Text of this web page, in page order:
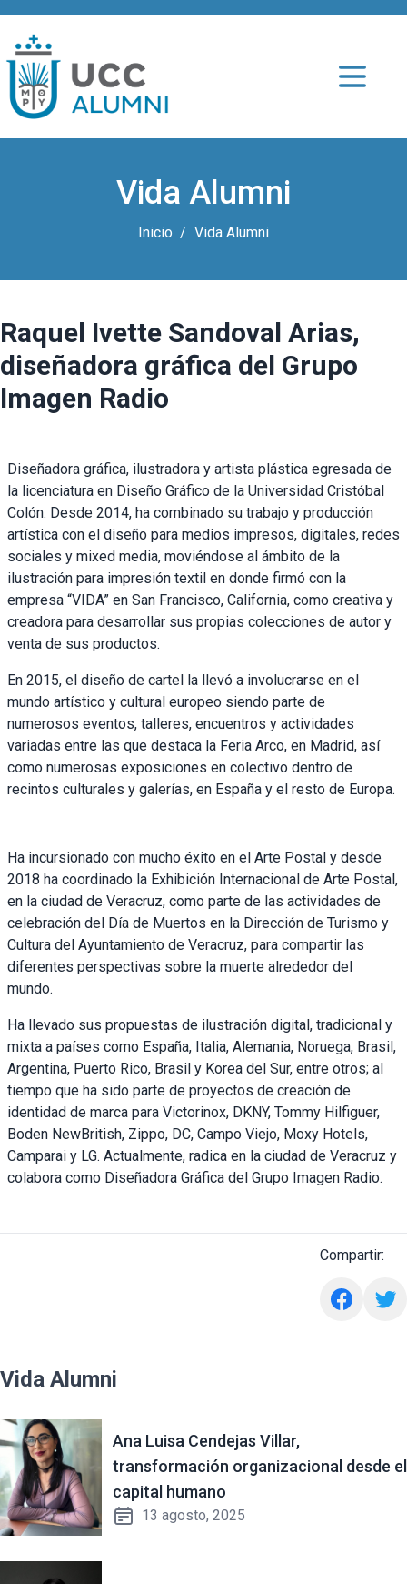
Vida Alumni
Inicio Vida Alumni
Raquel Ivette Sandoval Arias,
diseñadora gráfica del Grupo
Imagen Radio
Diseñadora gráfica, ilustradora y artista plástica egresada de
la licenciatura en Diseño Gráfico de la Universidad Cristóbal
Colón. Desde 2014, ha combinado su trabajo y producción
artística con el diseño para medios impresos, digitales, redes
sociales y mixed media, moviéndose al ámbito de la
ilustración para impresión textil en donde firmó con la
empresa “VIDA” en San Francisco, California, como creativa y
creadora para desarrollar sus propias colecciones de autor y
venta de sus productos.
En 2015, el diseño de cartel la llevó a involucrarse en el
mundo artístico y cultural europeo siendo parte de
numerosos eventos, talleres, encuentros y actividades
variadas entre las que destaca la Feria Arco, en Madrid, así
como numerosas exposiciones en colectivo dentro de
recintos culturales y galerías, en España y el resto de Europa.
Ha incursionado con mucho éxito en el Arte Postal y desde
2018 ha coordinado la Exhibición Internacional de Arte Postal,
en la ciudad de Veracruz, como parte de las actividades de
celebración del Día de Muertos en la Dirección de Turismo y
Cultura del Ayuntamiento de Veracruz, para compartir las
diferentes perspectivas sobre la muerte alrededor del
mundo.
Ha llevado sus propuestas de ilustración digital, tradicional y
mixta a países como España, Italia, Alemania, Noruega, Brasil,
Argentina, Puerto Rico, Brasil y Korea del Sur, entre otros; al
tiempo que ha sido parte de proyectos de creación de
identidad de marca para Victorinox, DKNY, Tommy Hilfiguer,
Boden NewBritish, Zippo, DC, Campo Viejo, Moxy Hotels,
Camparai y LG. Actualmente, radica en la ciudad de Veracruz y
colabora como Diseñadora Gráfica del Grupo Imagen Radio.
Compartir:
Vida Alumni
Ana Luisa Cendejas Villar,
transformación organizacional desde el
capital humano
13 agosto, 2025